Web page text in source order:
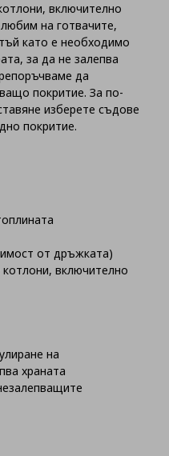
включително
на готвачите,
като е необходимо
за да не залепва
да
покритие. За по-
изберете съдове
покритие.
от дръжката)
включително
на
храната